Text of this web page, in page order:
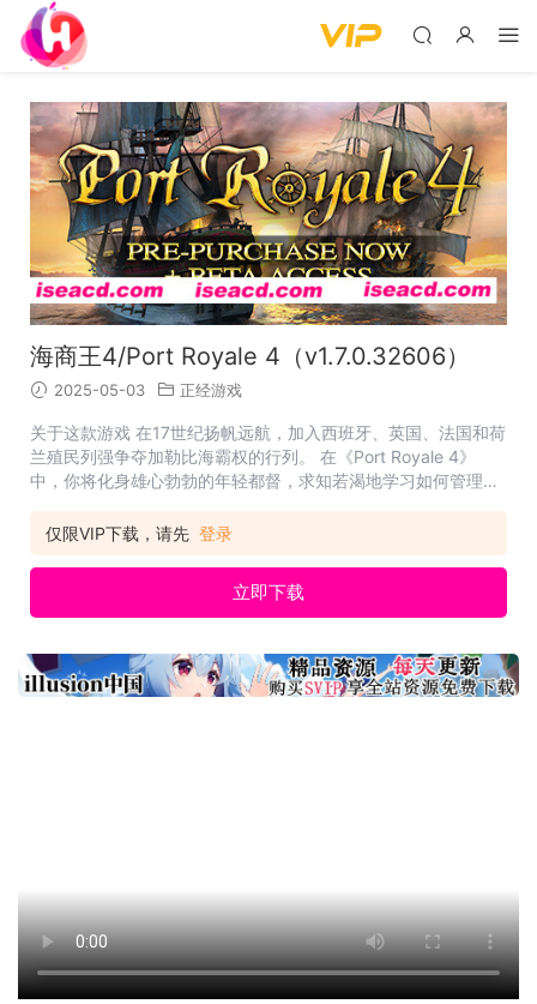
海商王4/Port Royale 4（v1.7.0.32606）
2025-05-03 正经游戏
关于这款游戏 在17世纪扬帆远航，加入西班牙、英国、法国和荷
兰殖民列强争夺加勒比海霸权的行列。 在《Port Royale 4》
中，你将化身雄心勃勃的年轻都督，求知若渴地学习如何管理自
屿的生产链，并创建横跨加勒比海的复杂贸易路线，覆盖各个城
仅限VIP下载，请先 登录
立即下载